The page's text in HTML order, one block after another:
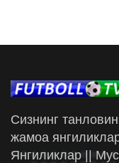
Сизнинг
жамоа
Янгиликлар ||